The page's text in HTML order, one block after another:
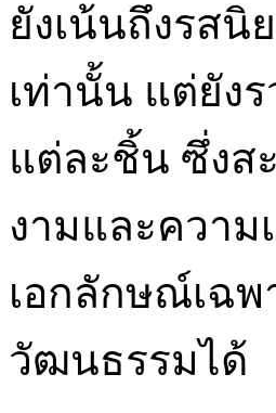
ยังเน้นถึงรสนิ
เท่านั้น แต่ยัง
แต่ละชิ้น ซึ่งส
งามและความ
เอกลักษณ์เฉพ
วัฒนธรรมได้